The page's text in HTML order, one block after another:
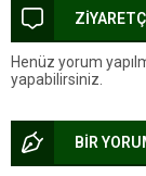
Henüz yorum
yapabilirsiniz.
BİR